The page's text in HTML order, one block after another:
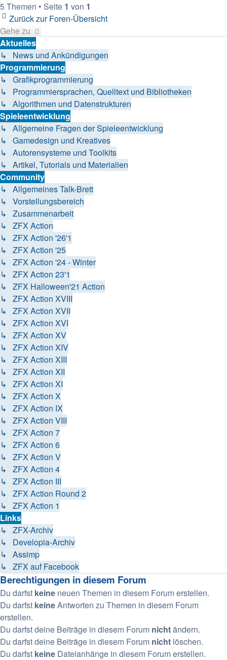
5 Themen • Seite 1 von 1
Zurück zur Foren-Übersicht
Gehe zu
Aktuelles
↳ News und Ankündigungen
Programmierung
↳ Grafikprogrammierung
↳ Programmiersprachen, Quelltext und Bibliotheken
↳ Algorithmen und Datenstrukturen
Spieleentwicklung
↳ Allgemeine Fragen der Spieleentwicklung
↳ Gamedesign und Kreatives
↳ Autorensysteme und Toolkits
↳ Artikel, Tutorials und Materialien
Community
↳ Allgemeines Talk-Brett
↳ Vorstellungsbereich
↳ Zusammenarbeit
↳ ZFX Action
↳ ZFX Action '26'1
↳ ZFX Action '25
↳ ZFX Action '24 - Winter
↳ ZFX Action 23'1
↳ ZFX Halloween'21 Action
↳ ZFX Action XVIII
↳ ZFX Action XVII
↳ ZFX Action XVI
↳ ZFX Action XV
↳ ZFX Action XIV
↳ ZFX Action XIII
↳ ZFX Action XII
↳ ZFX Action XI
↳ ZFX Action X
↳ ZFX Action IX
↳ ZFX Action VIII
↳ ZFX Action 7
↳ ZFX Action 6
↳ ZFX Action V
↳ ZFX Action 4
↳ ZFX Action III
↳ ZFX Action Round 2
↳ ZFX Action 1
Links
↳ ZFX-Archiv
↳ Developia-Archiv
↳ Assimp
↳ ZFX auf Facebook
Berechtigungen in diesem Forum
Du darfst keine neuen Themen in diesem Forum erstellen.
Du darfst keineAntworten zu Themen in diesem Forum
erstellen.
Du darfst deine Beiträge in diesem Forum nichtändern.
Du darfst deine Beiträge in diesem Forum nicht löschen.
Du darfst keine Dateianhänge in diesem Forum erstellen.